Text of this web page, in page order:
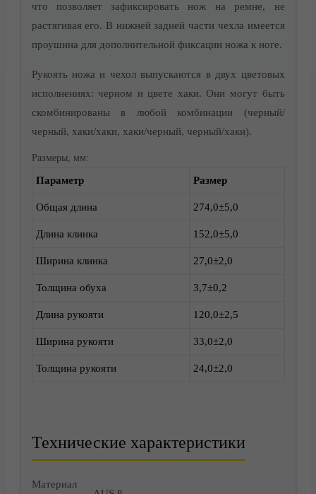
Корзина
что позволяет зафиксировать нож на ремне, не
растягивая его. В нижней задней части чехла имеется
проушина для дополнительной фиксации ножа к ноге.
Рукоять ножа и чехол выпускаются в двух цветовых
исполнениях: черном и цвете хаки. Они могут быть
скомбинированы в любой комбинации (черный/
черный, хаки/хаки, хаки/черный, черный/хаки).
Размеры, мм:
Параметр
Размер
Общая длина 274,0±5,0
Длина клинка 152,0±5,0
Ширина клинка 27,0±2,0
Толщина обуха 3,7±0,2
Длина рукояти 120,0±2,5
Ширина рукояти 33,0±2,0
Толщина рукояти 24,0±2,0
Технические характеристики
Материал